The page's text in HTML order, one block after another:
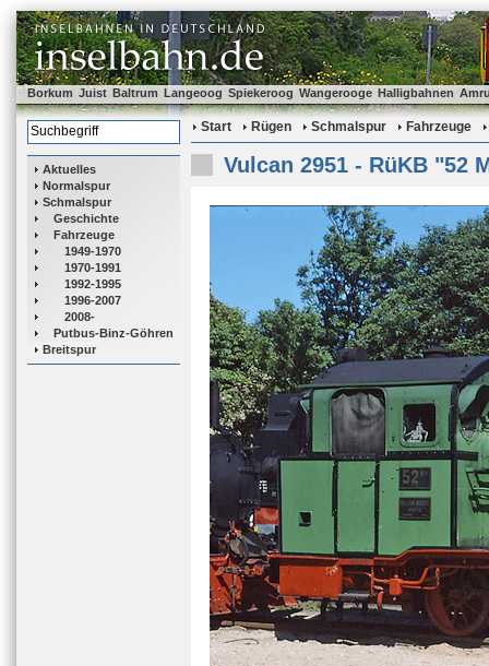
Borkum Juist Baltrum Langeoog Spiekeroog Wangerooge Halligbahnen
Aktuelles
Normalspur
Schmalspur
Geschichte
Fahrzeuge
1949-1970
1970-1991
1992-1995
1996-2007
2008-
Putbus-Binz-Göhren
Breitspur
Start Rügen Schmalspur Fahrzeuge
Vulcan 2951 - RüKB "52